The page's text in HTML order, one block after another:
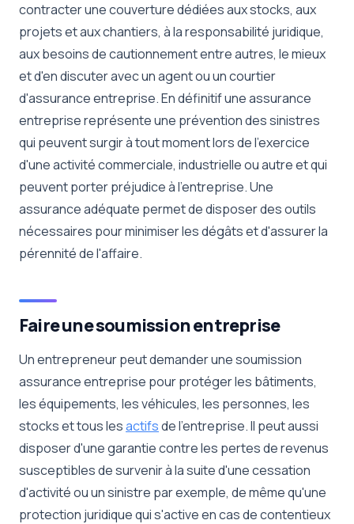
contracter une couverture dédiées aux stocks, aux
projets et aux chantiers, à la responsabilité juridique,
aux besoins de cautionnement entre autres, le mieux
et d'en discuter avec un agent ou un courtier
d'assurance entreprise. En définitif une assurance
entreprise représente une prévention des sinistres
qui peuvent surgir à tout moment lors de l'exercice
d'une activité commerciale, industrielle ou autre et qui
peuvent porter préjudice à l'entreprise. Une
assurance adéquate permet de disposer des outils
nécessaires pour minimiser les dégâts et d'assurer la
pérennité de l'affaire.
Faire une soumission entreprise
Un entrepreneur peut demander une soumission
assurance entreprise pour protéger les bâtiments,
les équipements, les véhicules, les personnes, les
stocks et tous lesactifsde l'entreprise. Il peut aussi
disposer d'une garantie contre les pertes de revenus
susceptibles de survenir à la suite d'une cessation
d'activité ou un sinistre par exemple, de même qu'une
protection juridique qui s'active en cas de contentieux